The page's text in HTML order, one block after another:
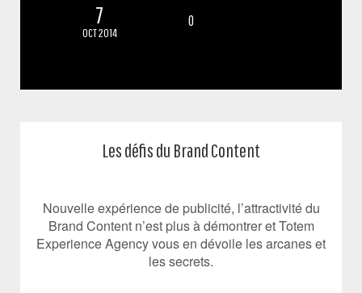
7
OCT 2014
0
Les défis du Brand Content
Nouvelle expérience de publicité, l’attractivité du
Brand Content n’est plus à démontrer et Totem
Experience Agency vous en dévoile les arcanes et
les secrets.